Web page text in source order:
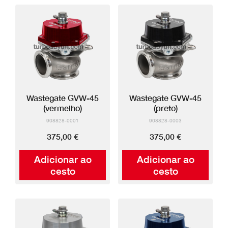
Adicionar ao
cesto
Wastegate GVW-45
(vermelho)
908828-0001
375,00 €
Adicionar ao
cesto
Wastegate GVW-45
(preto)
908828-0003
375,00 €